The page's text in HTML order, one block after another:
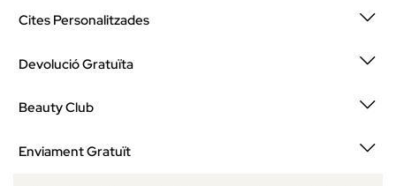
Cites Personalitzades
Devolució Gratuïta
Beauty Club
Enviament Gratuït